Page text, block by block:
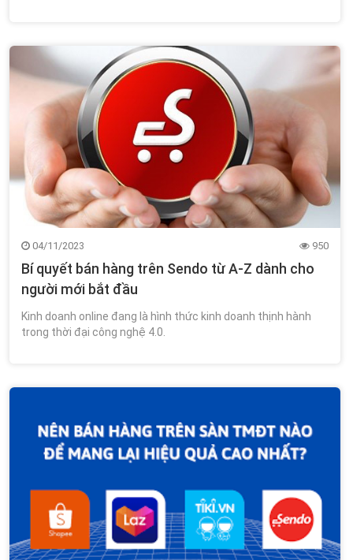
04/11/2023 950
Bí quyết bán hàng trên Sendo từ A-Z dành cho
người mới bắt đầu
Kinh doanh online đang là hình thức kinh doanh thịnh hành
trong thời đại công nghệ 4.0.